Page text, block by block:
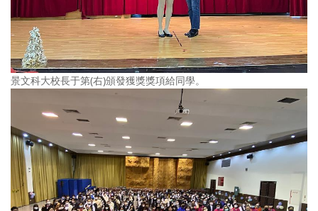
景文科大校長于第(右)頒發獲獎獎項給同學。